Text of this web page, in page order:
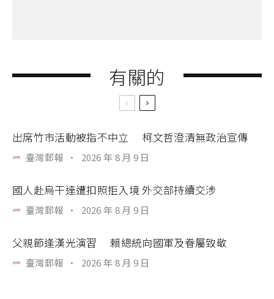
有關的
出席竹市活動被指不中立 柯文哲澄清無政治宣傳
臺灣郵報 · 2026 年 8 月 9 日
國人赴烏干達遭扣照拒入境 外交部持續交涉
臺灣郵報 · 2026 年 8 月 9 日
父親節逢漢光演習 賴總統向國軍及眷屬致敬
臺灣郵報 · 2026 年 8 月 9 日